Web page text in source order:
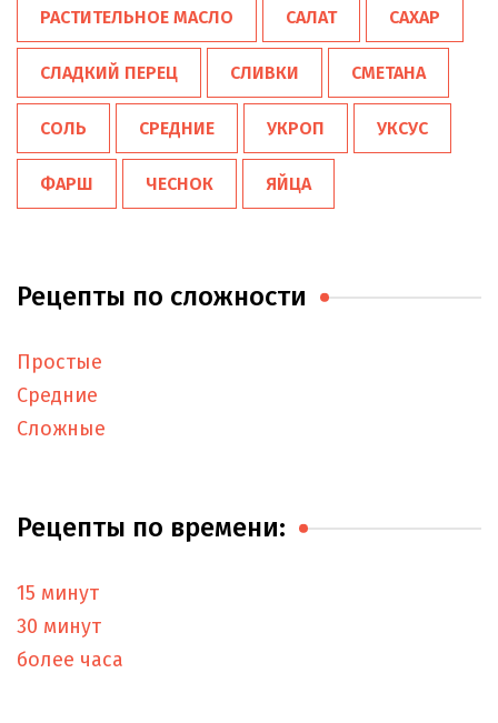
РАСТИТЕЛЬНОЕ МАСЛО САЛАТ САХАР
СЛАДКИЙ ПЕРЕЦ СЛИВКИ СМЕТАНА
СОЛЬ СРЕДНИЕ УКРОП УКСУС
ФАРШ ЧЕСНОК ЯЙЦА
Рецепты по сложности
Простые
Средние
Сложные
Рецепты по времени:
15 минут
30 минут
более часа